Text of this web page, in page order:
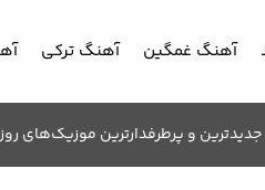
آهنگ غمگین آهنگ ترکی
و پرطرفدارترین موزیک‌های